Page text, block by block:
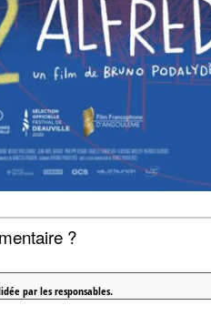
?
par les responsables.